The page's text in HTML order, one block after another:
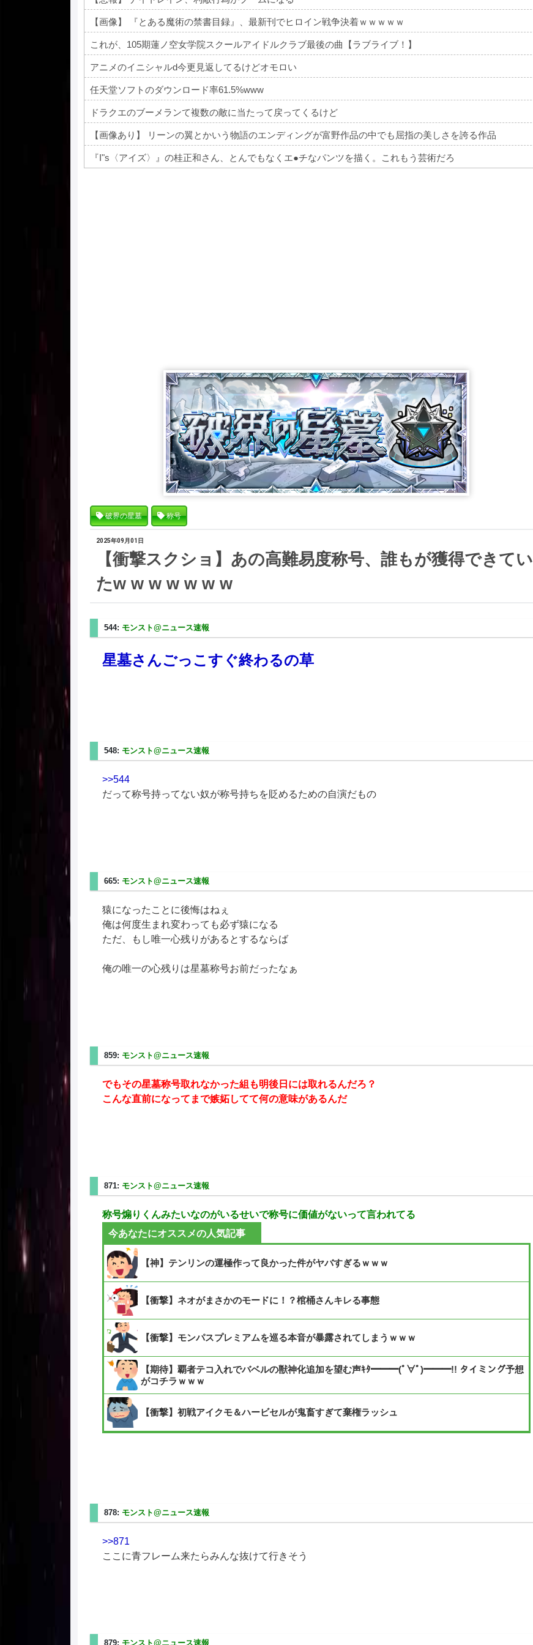
【画像】 『とある魔術の禁書目録』、最新刊でヒロイン戦争決着ｗｗｗｗｗ
これが、105期蓮ノ空女学院スクールアイドルクラブ最後の曲【ラブライブ！】
アニメのイニシャルd今更見返してるけどオモロい
任天堂ソフトのダウンロード率61.5%www
ドラクエのブーメランて複数の敵に当たって戻ってくるけど
【画像あり】 リーンの翼とかいう物語のエンディングが富野作品の中でも屈指の美しさを誇る作品
『I"s〈アイズ〉』の桂正和さん、とんでもなくエ●チなパンツを描く。これもう芸術だろ
破界の星墓 称号
2025年09月01日
【衝撃スクショ】あの高難易度称号、誰もが獲得できてい
たw w w w w w w
544: モンスト@ニュース速報
星墓さんごっこすぐ終わるの草
548: モンスト@ニュース速報
>>544
だって称号持ってない奴が称号持ちを貶めるための自演だもの
665: モンスト@ニュース速報
猿になったことに後悔はねぇ
俺は何度生まれ変わっても必ず猿になる
ただ、もし唯一心残りがあるとするならば
俺の唯一の心残りは星墓称号お前だったなぁ
859: モンスト@ニュース速報
でもその星墓称号取れなかった組も明後日には取れるんだろ？
こんな直前になってまで嫉妬してて何の意味があるんだ
871: モンスト@ニュース速報
称号煽りくんみたいなのがいるせいで称号に価値がないって言われてる
今あなたにオススメの人気記事
【神】テンリンの運極作って良かった件がヤバすぎるｗｗｗ
【衝撃】ネオがまさかのモードに！？棺桶さんキレる事態
【衝撃】モンパスプレミアムを巡る本音が暴露されてしまうｗｗｗ
【期待】覇者テコ入れでバベルの獣神化追加を望む声ｷﾀ━━━(ﾟ∀ﾟ)━━━!! タイミング予想
がコチラｗｗｗ
【衝撃】初戦アイクモ＆ハービセルが鬼畜すぎて棄権ラッシュ
878: モンスト@ニュース速報
>>871
ここに青フレーム来たらみんな抜けて行きそう
879: モンスト@ニュース速報